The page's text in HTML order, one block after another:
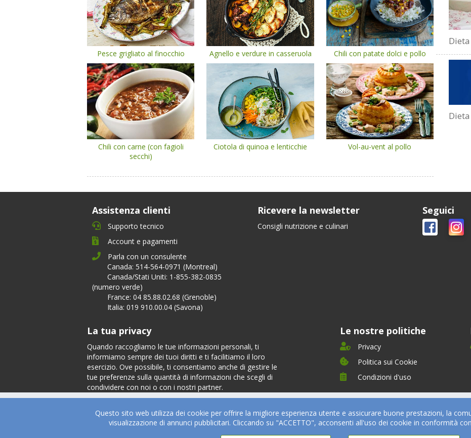
Pesce grigliato al finocchio Agnello e verdure in casseruola Chili con patate dolci e pollo
Chili con carne (con fagioli
secchi)
Ciotola di quinoa e lenticchie Vol-au-vent al pollo
Dieta
Questo sito web utilizza dei cookie per offrire la migliore esperienza utente e assicurare buone prestazioni, la
visualizzazione di annunci pubblicitari. Cliccando su "ACCETTO", acconsenti all'uso dei cookie in conformità
Assistenza clienti
Supporto tecnico
Account e pagamenti
Parla con un consulente
Canada: 514-564-0971 (Montreal)
Canada/Stati Uniti: 1-855-382-0835
(numero verde)
France: 04 85.88.02.68 (Grenoble)
Italia: 019 910.00.04 (Savona)
Ricevere la newsletter
Consigli nutrizione e culinari
Seguici
La tua privacy
Quando raccogliamo le tue informazioni personali, ti
informiamo sempre dei tuoi diritti e ti facilitiamo il loro
esercizio. Ove possibile, ti consentiamo anche di gestire le
tue preferenze sulla quantità di informazioni che scegli di
condividere con noi o con i nostri partner.
Le nostre politiche
Privacy
Politica sui Cookie
Condizioni d'uso
Chi siamo
Testimonials
Servizi e Tariffe
Partner
Medici e Professionisti